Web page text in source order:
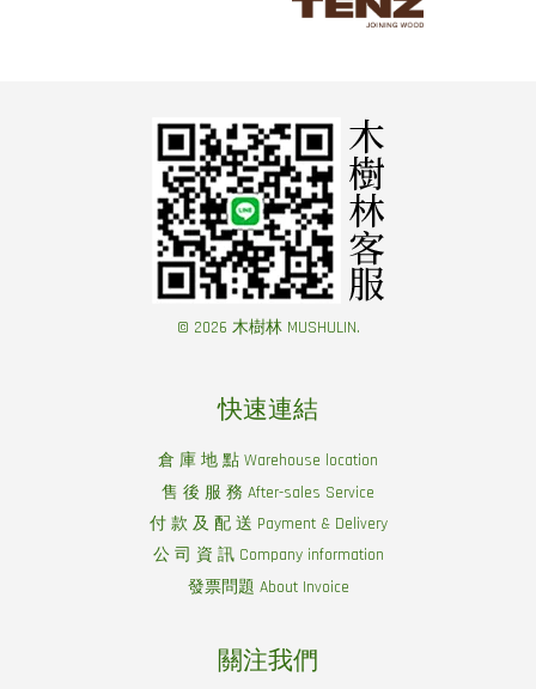
© 2026 木樹林 MUSHULIN.
快速連結
倉 庫 地 點 Warehouse location
售 後 服 務 After-sales Service
付 款 及 配 送 Payment & Delivery
公 司 資 訊 Company information
發票問題 About Invoice
關注我們